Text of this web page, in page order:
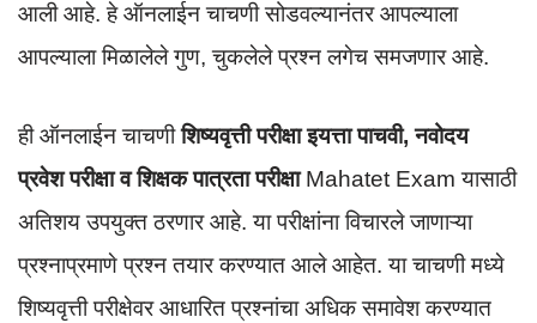
आली आहे. हे ऑनलाईन चाचणी सोडवल्यानंतर आपल्याला
आपल्याला मिळालेले गुण, चुकलेले प्रश्न लगेच समजणार आहे.
ही ऑनलाईन चाचणीशिष्यवृत्ती परीक्षा इयत्ता पाचवी, नवोदय
प्रवेश परीक्षा व शिक्षक पात्रता परीक्षाMahatet Exam यासाठी
अतिशय उपयुक्त ठरणार आहे. या परीक्षांना विचारले जाणाऱ्या
प्रश्नाप्रमाणे प्रश्न तयार करण्यात आले आहेत. या चाचणी मध्ये
शिष्यवृत्ती परीक्षेवर आधारित प्रश्नांचा अधिक समावेश करण्यात